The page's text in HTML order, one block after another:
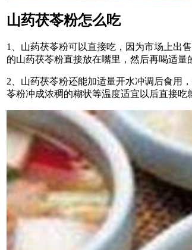
山药茯苓粉怎么吃
1、山药茯苓粉可以直接吃，因为市场上出
的山药茯苓粉直接放在嘴里，然后再喝适
2、山药茯苓粉还能加适量开水冲调后食用
苓粉冲成浓稠的糊状等温度适宜以后直接吃